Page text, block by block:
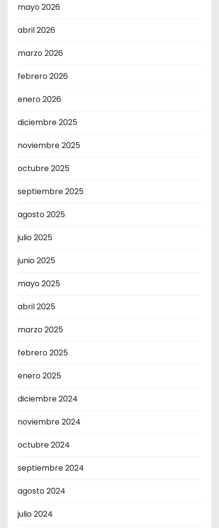
mayo 2026
abril 2026
marzo 2026
febrero 2026
enero 2026
diciembre 2025
noviembre 2025
octubre 2025
septiembre 2025
agosto 2025
julio 2025
junio 2025
mayo 2025
abril 2025
marzo 2025
febrero 2025
enero 2025
diciembre 2024
noviembre 2024
octubre 2024
septiembre 2024
agosto 2024
julio 2024